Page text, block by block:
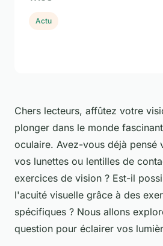
Chers lecteurs, affûtez votre
plonger dans le monde
oculaire. Avez-vous déjà pensé
vos lunettes ou lentilles de
exercices de vision ? Est-il
l'acuité visuelle grâce à des
spécifiques ? Nous allons
question pour éclairer vos
Actu